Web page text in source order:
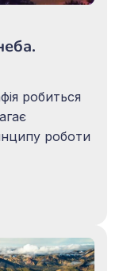
робиться
роботи